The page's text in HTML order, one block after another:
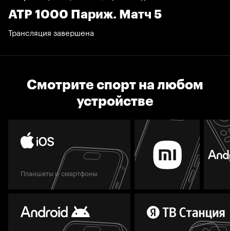
ATP 1000 Париж. Матч 5
Трансляция завершена
Смотрите спорт на любом
устройстве
Планшеты и смартфоны